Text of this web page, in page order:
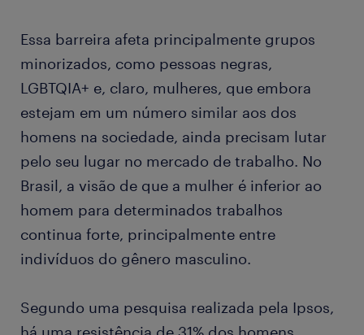
Essa barreira afeta principalmente grupos
minorizados, como pessoas negras,
LGBTQIA+ e, claro, mulheres, que embora
estejam em um número similar aos dos
homens na sociedade, ainda precisam lutar
pelo seu lugar no mercado de trabalho. No
Brasil, a visão de que a mulher é inferior ao
homem para determinados trabalhos
continua forte, principalmente entre
indivíduos do gênero masculino.
Segundo uma pesquisa realizada pela Ipsos,